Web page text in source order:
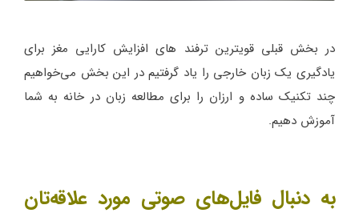
در بخش قبلی قویترین ترفند های افزایش کارایی مغز برای
یادگیری یک زبان خارجی را یاد گرفتیم در این بخش می‌خواهیم
چند تکنیک ساده و ارزان را برای مطالعه زبان در خانه به شما
آموزش دهیم.
به دنبال فایل‌های صوتی مورد علاقه‌تان